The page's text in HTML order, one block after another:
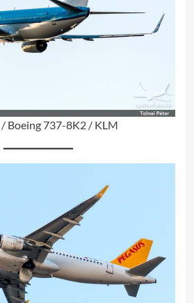
Boeing 737-8K2 / KLM